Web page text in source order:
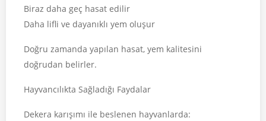
Biraz daha geç hasat edilir
Daha lifli ve dayanıklı yem oluşur
Doğru zamanda yapılan hasat, yem kalitesini
doğrudan belirler.
Hayvancılıkta Sağladığı Faydalar
Dekera karışımı ile beslenen hayvanlarda: